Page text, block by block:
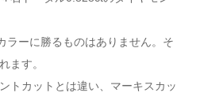
ラーに勝るものはありません。そ
ます。
トカットとは違い、マーキスカッ